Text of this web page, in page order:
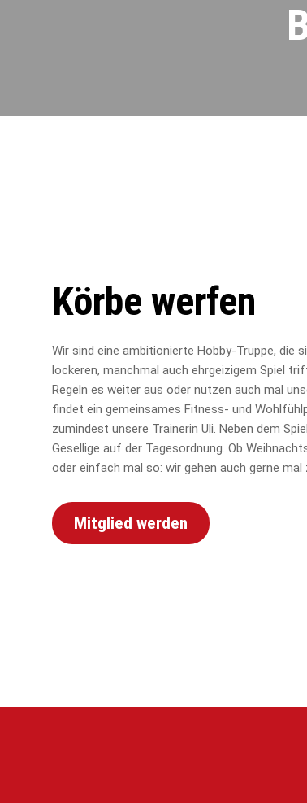
Körbe werfen
Wir sind eine ambitionierte Hobby-Truppe, die
lockeren, manchmal auch ehrgeizigem Spiel
Regeln es weiter aus oder nutzen auch mal
findet ein gemeinsames Fitness- und
zumindest unsere Trainerin Uli. Neben dem
Gesellige auf der Tagesordnung. Ob
oder einfach mal so: wir gehen auch gerne mal
Mitglied werden